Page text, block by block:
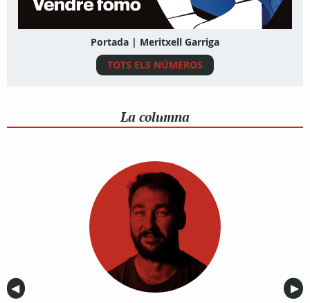
Portada | Meritxell Garriga
TOTS ELS NÚMEROS
La columna
Anterior
◀︎ ▶︎